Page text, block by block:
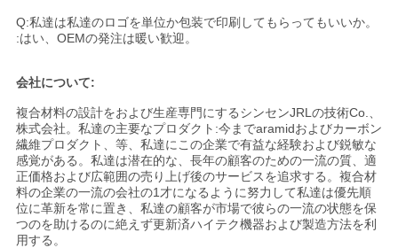
Q:私達は私達のロゴを単位か包装で印刷してもらってもいいか。
:はい、OEMの発注は暖い歓迎。
会社について:
複合材料の設計をおよび生産専門にするシンセンJRLの技術Co.、
株式会社。私達の主要なプロダクト:今までaramidおよびカーボン
繊維プロダクト、等、私達にこの企業で有益な経験および鋭敏な
感覚がある。私達は潜在的な、長年の顧客のための一流の質、適
正価格および広範囲の売り上げ後のサービスを追求する。複合材
料の企業の一流の会社の1才になるように努力して私達は優先順
位に革新を常に置き、私達の顧客が市場で彼らの一流の状態を保
つのを助けるのに絶えず更新済ハイテク機器および製造方法を利
用する。